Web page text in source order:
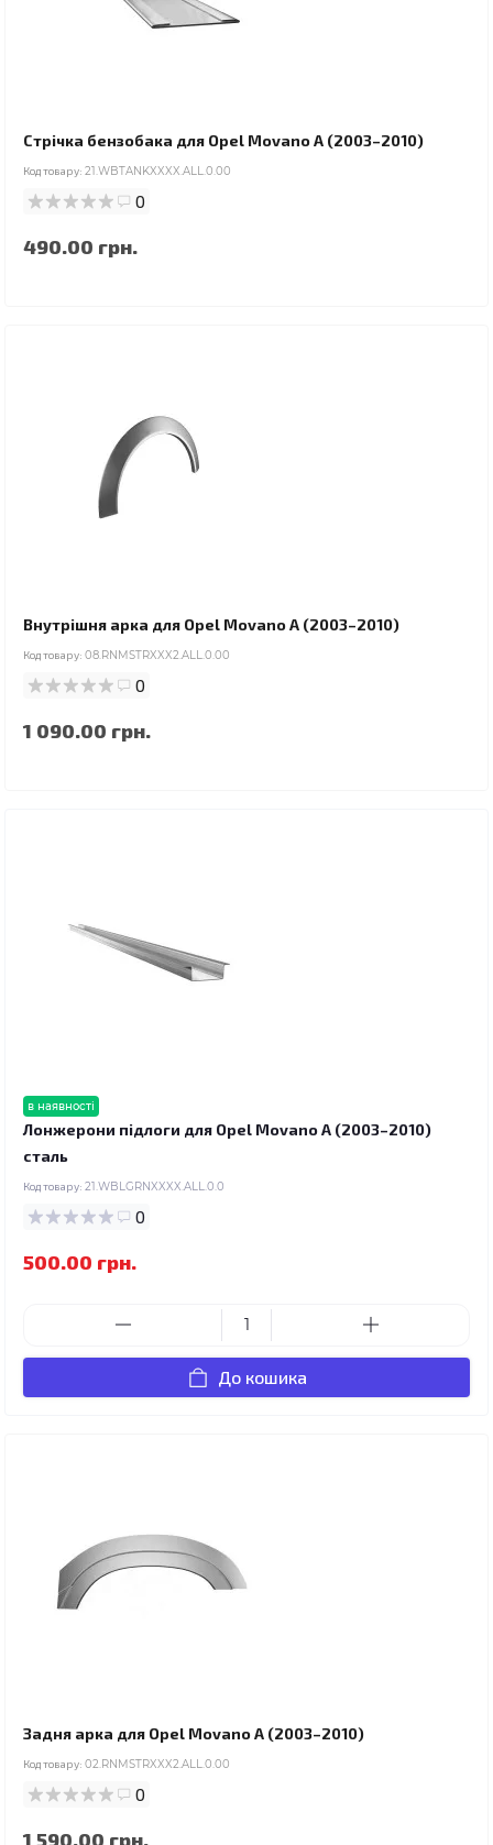
Стрічка бензобака для Opel Movano A (2003–2010)
Код товару: 21.WBTANKXXXX.ALL.0.00
0
490.00 грн.
Внутрішня арка для Opel Movano A (2003–2010)
Код товару: 08.RNMSTRXXX2.ALL.0.00
0
1 090.00 грн.
в наявності
Лонжерони підлоги для Opel Movano A (2003–2010)
сталь
Код товару: 21.WBLGRNXXXX.ALL.0.0
0
500.00 грн.
До кошика
Задня арка для Opel Movano A (2003–2010)
Код товару: 02.RNMSTRXXX2.ALL.0.00
0
1 590.00 грн.